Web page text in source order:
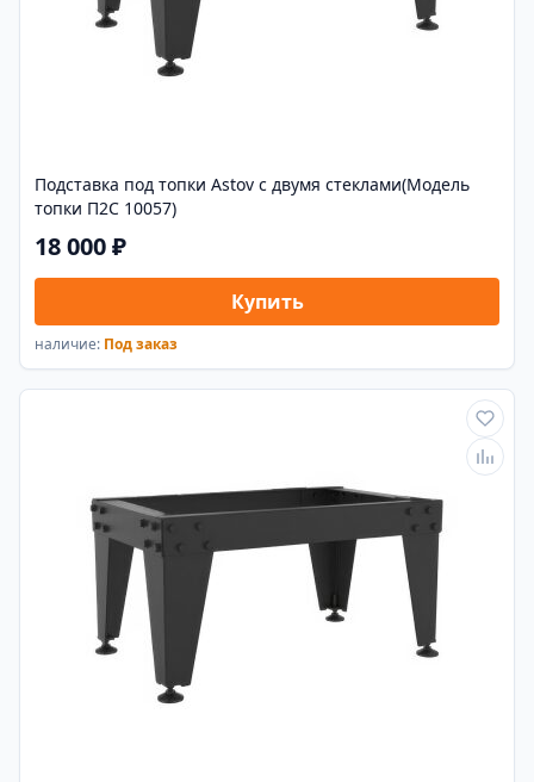
Подставка под топки Astov с двумя стеклами(Модель
топки П2С 10057)
18 000 ₽
Купить
наличие: Под заказ